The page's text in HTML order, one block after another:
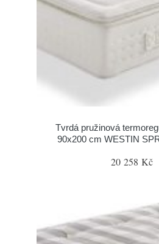
Tvrdá pružinová
90x200 cm WESTIN
20 258 Kč